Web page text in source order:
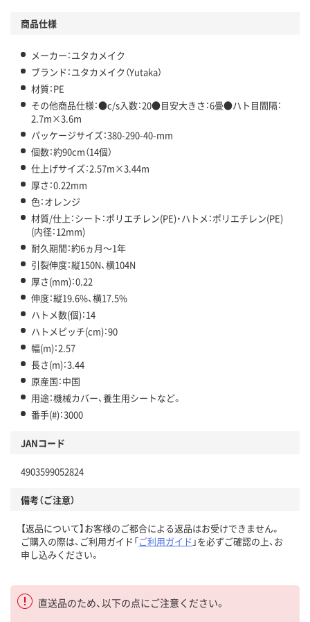
商品仕様
メーカー：ユタカメイク
ブランド：ユタカメイク（Yutaka）
材質：PE
その他商品仕様：●c/s入数：20●目安大きさ：6畳●ハト目間隔：
2.7m×3.6m
パッケージサイズ：380-290-40-mm
個数：約90cm（14個）
仕上げサイズ：2.57m×3.44m
厚さ：0.22mm
色：オレンジ
材質/仕上：シート：ポリエチレン(PE)・ハトメ：ポリエチレン(PE)
(内径：12mm)
耐久期間：約6ヵ月～1年
引裂伸度：縦150N、横104N
厚さ(mm)：0.22
伸度：縦19.6%、横17.5%
ハトメ数(個)：14
ハトメピッチ(cm)：90
幅(m)：2.57
長さ(m)：3.44
原産国：中国
用途：機械カバー、養生用シートなど。
番手(#)：3000
JANコード
4903599052824
備考（ご注意）
【返品について】お客様のご都合による返品はお受けできません。
ご購入の際は、ご利用ガイド「ご利用ガイド 」を必ずご確認の上、お
申し込みください。
直送品のため、以下の点にご注意ください。